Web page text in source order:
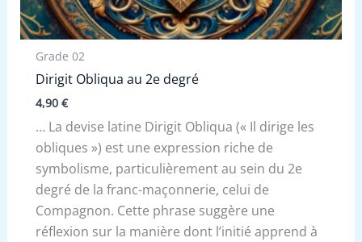
Grade 02
Dirigit Obliqua au 2e degré
4,90 €
… La devise latine Dirigit Obliqua (« Il dirige les
obliques ») est une expression riche de
symbolisme, particulièrement au sein du 2e
degré de la franc-maçonnerie, celui de
Compagnon. Cette phrase suggère une
réflexion sur la manière dont l’initié apprend à